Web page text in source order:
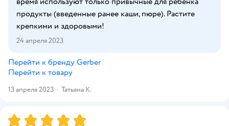
продукты (введенные ранее каши, пюре). Растите
крепкими и здоровыми!
24 апреля 2023
Перейти к бренду Gerber
Перейти к товару
13 апреля 2023 · Татьяна К.
Рейтинг:5